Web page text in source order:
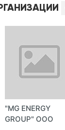
"MG ENERGY
GROUP" ООО